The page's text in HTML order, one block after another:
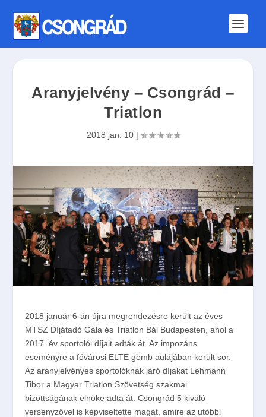
Aranyjelvény – Csongrád –
Triatlon
2018 jan. 10|
2018 január 6-án újra megrendezésre került az éves
MTSZ Díjátadó Gála és Triatlon Bál Budapesten, ahol a
2017. év sportolói díjait adták át. Az impozáns
eseményre a fővárosi ELTE gömb aulájában került sor.
Az aranyjelvényes sportolóknak járó díjakat Lehmann
Tibor a Magyar Triatlon Szövetség szakmai
bizottságának elnöke adta át. Csongrád 5 kiváló
versenyzővel is képviseltette magát, amire az utóbbi